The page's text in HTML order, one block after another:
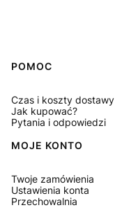
Linki w stopce
POMOC
Czas i koszty dostawy
Jak kupować?
Pytania i odpowiedzi
MOJE KONTO
Twoje zamówienia
Ustawienia konta
Przechowalnia